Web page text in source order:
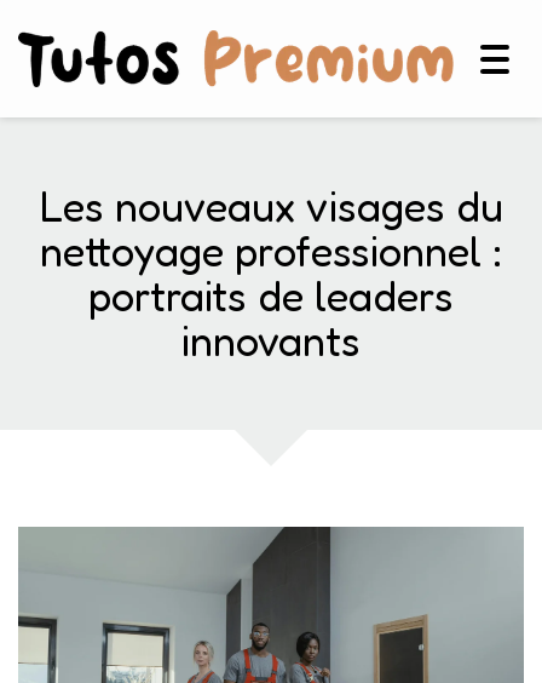
Les nouveaux visages du
nettoyage professionnel :
portraits de leaders
innovants